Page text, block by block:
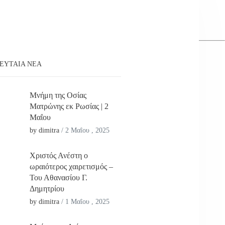
ΝΕΑ
Μνήμη της Οσίας
Ματρώνης εκ Ρωσίας | 2
Μαΐου
by dimitra / 2 Μαΐου , 2025
Χριστός Ανέστη ο
ωραιότερος χαιρετισμός –
Του Αθανασίου Γ.
Δημητρίου
by dimitra / 1 Μαΐου , 2025